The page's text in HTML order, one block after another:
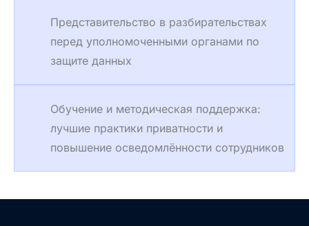
Представительство в разбирательствах
перед уполномоченными органами по
защите данных
Обучение и методическая поддержка:
лучшие практики приватности и
повышение осведомлённости сотрудников